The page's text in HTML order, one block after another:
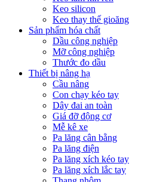
Keo silicon
Keo thay thế gioăng
Sản phẩm hóa chất
Dầu công nghiệp
Mỡ công nghiệp
Thước đo dầu
Thiết bị nâng hạ
Cầu nâng
Con chạy kéo tay
Dây đai an toàn
Giá đỡ động cơ
Mễ kê xe
Pa lăng cân bằng
Pa lăng điện
Pa lăng xích kéo tay
Pa lăng xích lắc tay